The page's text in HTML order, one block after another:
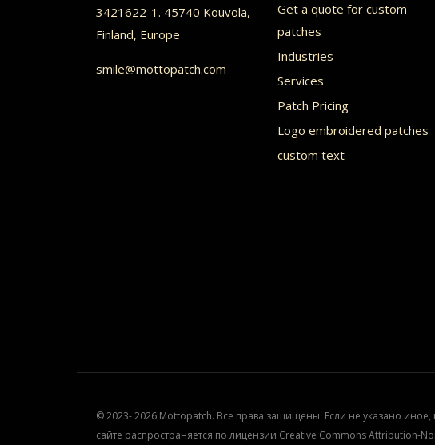
3421622-1. 45740 Kouvola,
Finland, Europe
smile@mottopatch.com
Get a quote for custom
patches
Industries
Services
Patch Pricing
Logo embroidered patches
custom text
© 2023- 2026 Mottopatch. Все права защищены. Если не указано иное,
сайте распространяется по лицензии Creative Commons Attribution-